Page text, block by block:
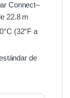
Connect–
22.8 m
(32°F a
de